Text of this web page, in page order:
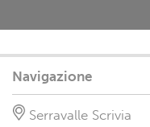
Navigazione
Serravalle Scrivia